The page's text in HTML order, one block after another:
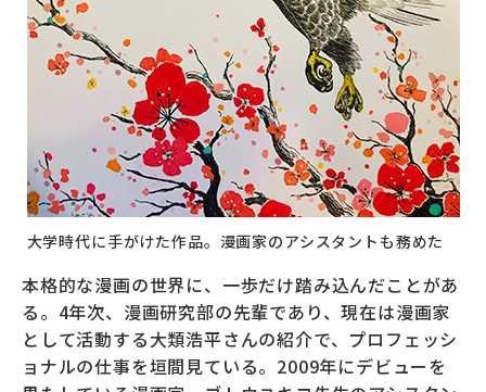
大学時代に手がけた作品。漫画家のアシスタントも務めた
本格的な漫画の世界に、一歩だけ踏み込んだことがあ
る。4年次、漫画研究部の先輩であり、現在は漫画家
として活動する大類浩平さんの紹介で、プロフェッシ
ョナルの仕事を垣間見ている。2009年にデビューを